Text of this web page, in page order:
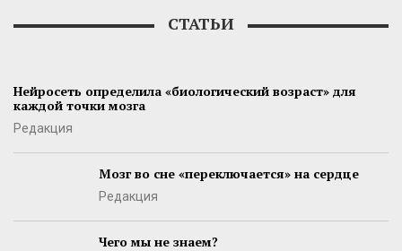
СТАТЬИ
Нейросеть определила «биологический возраст» для
каждой точки мозга
Редакция
Мозг во сне «переключается» на сердце
Редакция
Чего мы не знаем?